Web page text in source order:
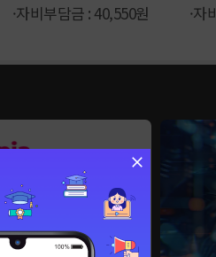
·자비부담금 : 40,550원
·자